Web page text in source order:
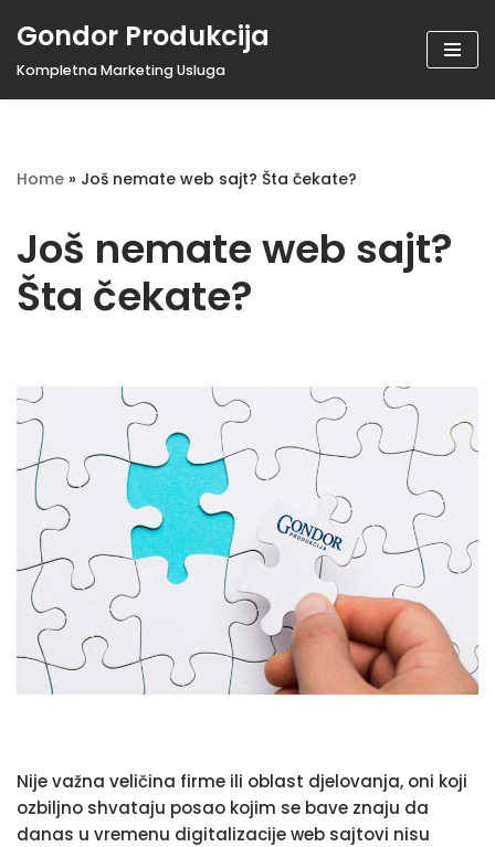
sadržak
Gondor Produkcija
Kompletna Marketing Usluga
Home » Još nemate web sajt? Šta čekate?
Još nemate web sajt?
Šta čekate?
Nije važna veličina firme ili oblast djelovanja, oni koji
ozbiljno shvataju posao kojim se bave znaju da
danas u vremenu digitalizacije web sajtovi nisu